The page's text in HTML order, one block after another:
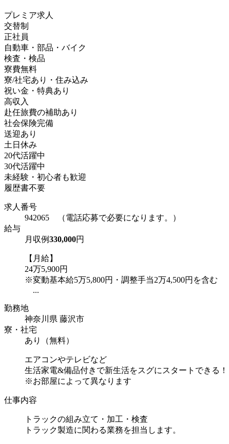
プレミア求人
交替制
正社員
自動車・部品・バイク
検査・検品
寮費無料
寮/社宅あり・住み込み
祝い金・特典あり
高収入
赴任旅費の補助あり
社会保険完備
送迎あり
土日休み
20代活躍中
30代活躍中
未経験・初心者も歓迎
履歴書不要
求人番号
942065 （電話応募で必要になります。）
給与
月収例330,000円
【月給】
24万5,900円
※変動基本給5万5,800円・調整手当2万4,500円を含む
...
勤務地
神奈川県 藤沢市
寮・社宅
あり（無料）
エアコンやテレビなど
生活家電&備品付きで新生活をスグにスタートできる！
※お部屋によって異なります
仕事内容
トラックの組み立て・加工・検査
トラック製造に関わる業務を担当します。